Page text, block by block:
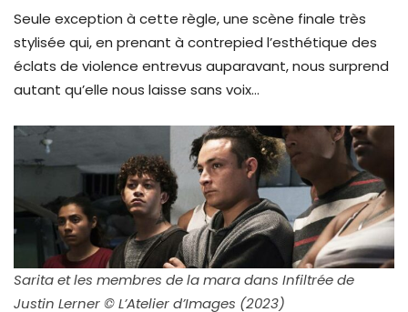
Seule exception à cette règle, une scène finale très
stylisée qui, en prenant à contrepied l’esthétique des
éclats de violence entrevus auparavant, nous surprend
autant qu’elle nous laisse sans voix…
Sarita et les membres de la mara dans Infiltrée de
Justin Lerner©L’Atelier d’Images (2023)